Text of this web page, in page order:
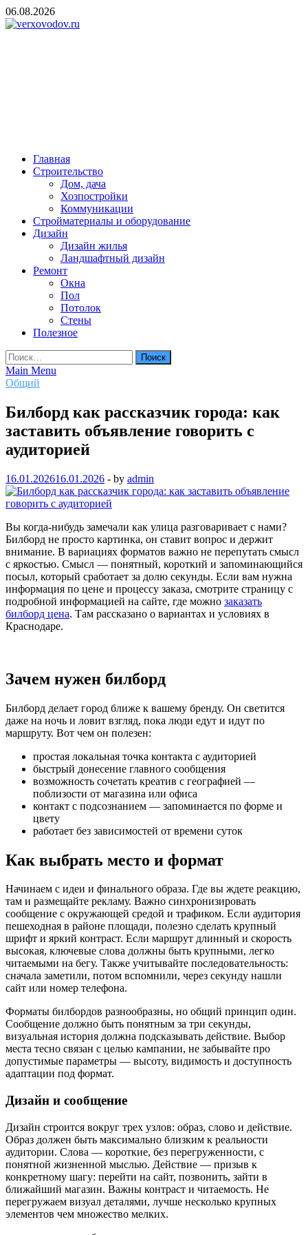
Skip
to
06.08.2026
Главная
Строительство
Дом, дача
Хозпостройки
Коммуникации
Стройматериалы и оборудование
Дизайн
Дизайн жилья
Ландшафтный дизайн
Ремонт
Окна
Пол
Потолок
Стены
Полезное
Найти:
Main Menu
Общий
Билборд как рассказчик города: как
заставить объявление говорить с
аудиторией
16.01.202616.01.2026 - by admin
Вы когда-нибудь замечали как улица разговаривает с нами?
Билборд не просто картинка, он ставит вопрос и держит
внимание. В вариациях форматов важно не перепутать смысл
с яркостью. Смысл — понятный, короткий и запоминающийся
посыл, который сработает за долю секунды. Если вам нужна
информация по цене и процессу заказа, смотрите страницу с
подробной информацией на сайте, где можно заказать
билборд цена. Там рассказано о вариантах и условиях в
Краснодаре.
Зачем нужен билборд
Билборд делает город ближе к вашему бренду. Он светится
даже на ночь и ловит взгляд, пока люди едут и идут по
маршруту. Вот чем он полезен:
простая локальная точка контакта с аудиторией
быстрый донесение главного сообщения
возможность сочетать креатив с географией —
поблизости от магазина или офиса
контакт с подсознанием — запоминается по форме и
цвету
работает без зависимостей от времени суток
Как выбрать место и формат
Начинаем с идеи и финального образа. Где вы ждете реакцию,
там и размещайте рекламу. Важно синхронизировать
сообщение с окружающей средой и трафиком. Если аудитория
пешеходная в районе площади, полезно сделать крупный
шрифт и яркий контраст. Если маршрут длинный и скорость
высокая, ключевые слова должны быть крупными, легко
читаемыми на бегу. Также учитывайте последовательность:
сначала заметили, потом вспомнили, через секунду нашли
сайт или номер телефона.
Форматы билбордов разнообразны, но общий принцип один.
Сообщение должно быть понятным за три секунды,
визуальная история должна подсказывать действие. Выбор
места тесно связан с целью кампании, не забывайте про
допустимые параметры — высоту, видимость и доступность
адаптации под формат.
Дизайн и сообщение
Дизайн строится вокруг трех узлов: образ, слово и действие.
Образ должен быть максимально близким к реальности
аудитории. Слова — короткие, без перегруженности, с
понятной жизненной мыслью. Действие — призыв к
конкретному шагу: перейти на сайт, позвонить, зайти в
ближайший магазин. Важны контраст и читаемость. Не
перегружаем визуал деталями, лучше несколько крупных
элементов чем множество мелких.